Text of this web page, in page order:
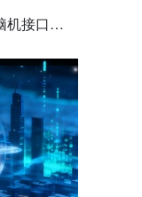
机接口大
行业顶级